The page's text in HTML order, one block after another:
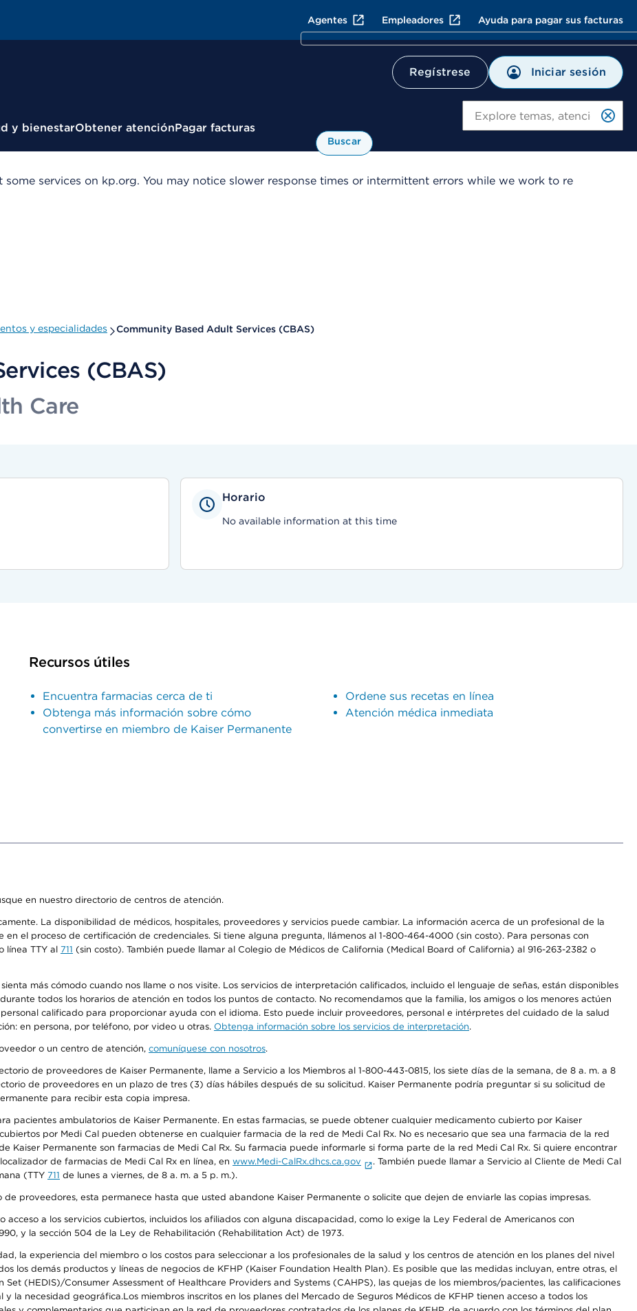
Agentes Empleadores Ayuda para pagar sus facturas
Regístrese Iniciar sesión
y bienestarObtener atenciónPagar facturas
Buscar
services on kp.org. You may notice slower response times or intermittent errors while we work to re
y especialidades Community Based Adult Services (CBAS)
(CBAS)
Care
Horario
No available information at this time
Recursos útiles
Encuentra farmacias cerca de ti
Obtenga más información sobre cómo
convertirse en miembro de Kaiser Permanente
Ordene sus recetas en línea
Atención médica inmediata
en nuestro directorio de centros de atención.
La disponibilidad de médicos, hospitales, proveedores y servicios puede cambiar. La información acerca de un profesional de la
el proceso de certificación de credenciales. Si tiene alguna pregunta, llámenos al 1-800-464-4000 (sin costo). Para personas con
línea TTY al 711 (sin costo). También puede llamar al Colegio de Médicos de California (Medical Board of California) al 916-263-2382 o
más cómodo cuando nos llame o nos visite. Los servicios de interpretación calificados, incluido el lenguaje de señas, están disponibles
todos los horarios de atención en todos los puntos de contacto. No recomendamos que la familia, los amigos o los menores actúen
calificado para proporcionar ayuda con el idioma. Esto puede incluir proveedores, personal e intérpretes del cuidado de la salud
en persona, por teléfono, por video u otras. Obtenga información sobre los servicios de interpretación.
o un centro de atención, comuníquese con nosotros.
de proveedores de Kaiser Permanente, llame a Servicio a los Miembros al 1-800-443-0815, los siete días de la semana, de 8 a. m. a 8
de proveedores en un plazo de tres (3) días hábiles después de su solicitud. Kaiser Permanente podría preguntar si su solicitud de
para recibir esta copia impresa.
pacientes ambulatorios de Kaiser Permanente. En estas farmacias, se puede obtener cualquier medicamento cubierto por Kaiser
por Medi Cal pueden obtenerse en cualquier farmacia de la red de Medi Cal Rx. No es necesario que sea una farmacia de la red
Kaiser Permanente son farmacias de Medi Cal Rx. Su farmacia puede informarle si forma parte de la red Medi Cal Rx. Si quiere encontrar
de farmacias de Medi Cal Rx en línea, en www.Medi-CalRx.dhcs.ca.gov
. También puede llamar a Servicio al Cliente de Medi Cal
(TTY 711 de lunes a viernes, de 8 a. m. a 5 p. m.).
proveedores, esta permanece hasta que usted abandone Kaiser Permanente o solicite que dejen de enviarle las copias impresas.
a los servicios cubiertos, incluidos los afiliados con alguna discapacidad, como lo exige la Ley Federal de Americanos con
y la sección 504 de la Ley de Rehabilitación (Rehabilitation Act) de 1973.
la experiencia del miembro o los costos para seleccionar a los profesionales de la salud y los centros de atención en los planes del nivel
los demás productos y líneas de negocios de KFHP (Kaiser Foundation Health Plan). Es posible que las medidas incluyan, entre otras, el
(HEDIS)/Consumer Assessment of Healthcare Providers and Systems (CAHPS), las quejas de los miembros/pacientes, las calificaciones
la necesidad geográfica.Los miembros inscritos en los planes del Mercado de Seguros Médicos de KFHP tienen acceso a todos los